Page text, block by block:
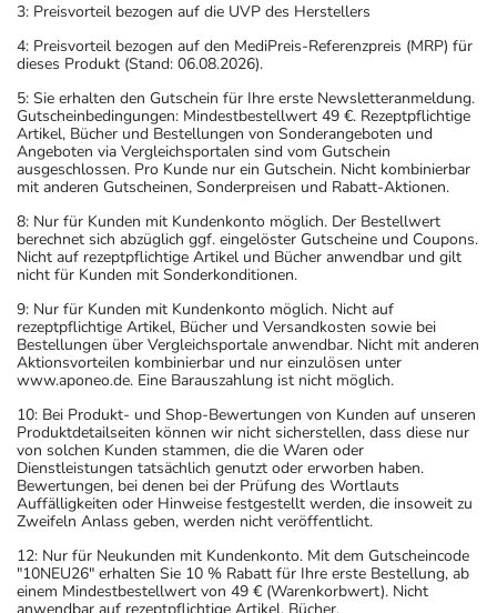
3: Preisvorteil bezogen auf die UVP des Herstellers
4: Preisvorteil bezogen auf den MediPreis-Referenzpreis (MRP) für
dieses Produkt (Stand: 06.08.2026).
5: Sie erhalten den Gutschein für Ihre erste Newsletteranmeldung.
Gutscheinbedingungen: Mindestbestellwert 49 €. Rezeptpflichtige
Artikel, Bücher und Bestellungen von Sonderangeboten und
Angeboten via Vergleichsportalen sind vom Gutschein
ausgeschlossen. Pro Kunde nur ein Gutschein. Nicht kombinierbar
mit anderen Gutscheinen, Sonderpreisen und Rabatt-Aktionen.
8: Nur für Kunden mit Kundenkonto möglich. Der Bestellwert
berechnet sich abzüglich ggf. eingelöster Gutscheine und Coupons.
Nicht auf rezeptpflichtige Artikel und Bücher anwendbar und gilt
nicht für Kunden mit Sonderkonditionen.
9: Nur für Kunden mit Kundenkonto möglich. Nicht auf
rezeptpflichtige Artikel, Bücher und Versandkosten sowie bei
Bestellungen über Vergleichsportale anwendbar. Nicht mit anderen
Aktionsvorteilen kombinierbar und nur einzulösen unter
www.aponeo.de. Eine Barauszahlung ist nicht möglich.
10: Bei Produkt- und Shop-Bewertungen von Kunden auf unseren
Produktdetailseiten können wir nicht sicherstellen, dass diese nur
von solchen Kunden stammen, die die Waren oder
Dienstleistungen tatsächlich genutzt oder erworben haben.
Bewertungen, bei denen bei der Prüfung des Wortlauts
Auffälligkeiten oder Hinweise festgestellt werden, die insoweit zu
Zweifeln Anlass geben, werden nicht veröffentlicht.
12: Nur für Neukunden mit Kundenkonto. Mit dem Gutscheincode
"10NEU26" erhalten Sie 10 % Rabatt für Ihre erste Bestellung, ab
einem Mindestbestellwert von 49 € (Warenkorbwert). Nicht